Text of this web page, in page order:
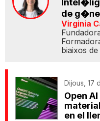
de
Virginia
biaixos
Dijous, 17
Open
en el